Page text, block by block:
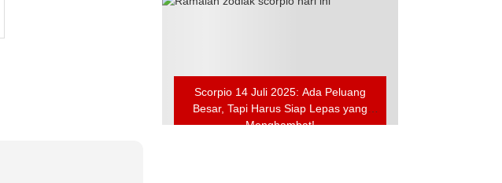
Scorpio 14 Juli 2025: Ada Peluang
Besar, Tapi Harus Siap Lepas yang
Menghambat!